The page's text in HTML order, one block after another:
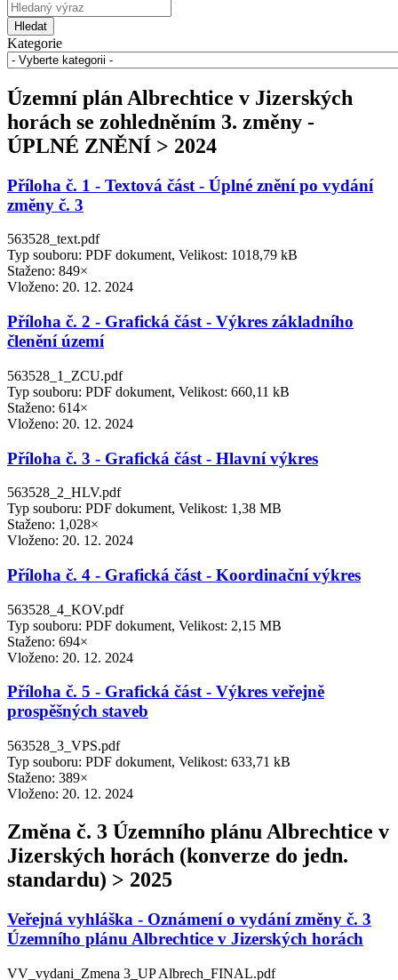
Hledat
Kategorie
Územní plán Albrechtice v Jizerských
horách se zohledněním 3. změny -
ÚPLNÉ ZNĚNÍ > 2024
Příloha č. 1 - Textová část - Úplné znění po vydání
změny č. 3
563528_text.pdf
Typ souboru: PDF dokument, Velikost: 1018,79 kB
Staženo: 849×
Vloženo: 20. 12. 2024
Příloha č. 2 - Grafická část - Výkres základního
členění území
563528_1_ZCU.pdf
Typ souboru: PDF dokument, Velikost: 660,11 kB
Staženo: 614×
Vloženo: 20. 12. 2024
Příloha č. 3 - Grafická část - Hlavní výkres
563528_2_HLV.pdf
Typ souboru: PDF dokument, Velikost: 1,38 MB
Staženo: 1,028×
Vloženo: 20. 12. 2024
Příloha č. 4 - Grafická část - Koordinační výkres
563528_4_KOV.pdf
Typ souboru: PDF dokument, Velikost: 2,15 MB
Staženo: 694×
Vloženo: 20. 12. 2024
Příloha č. 5 - Grafická část - Výkres veřejně
prospěšných staveb
563528_3_VPS.pdf
Typ souboru: PDF dokument, Velikost: 633,71 kB
Staženo: 389×
Vloženo: 20. 12. 2024
Změna č. 3 Územního plánu Albrechtice v
Jizerských horách (konverze do jedn.
standardu) > 2025
Veřejná vyhláška - Oznámení o vydání změny č. 3
Územního plánu Albrechtice v Jizerských horách
VV_vydani_Zmena 3_UP Albrech_FINAL.pdf